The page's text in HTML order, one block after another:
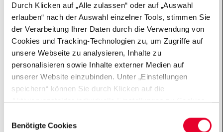
Durch Klicken auf „Alle zulassen“ oder auf „Auswahl
erlauben“ nach der Auswahl einzelner Tools, stimmen Sie
der Verarbeitung Ihrer Daten durch die Verwendung von
Cookies und Tracking-Technologien zu, um Zugriffe auf
unsere Webseite zu analysieren, Inhalte zu
personalisieren sowie Inhalte externer Medien auf
unserer Website einzubinden. Unter „Einstellungen
speichern“ können Sie durch Klicken auf die
Aktivierungsfelder individuelle Einstellungen zu Cookies
untersagen oder keine Einwilligung erteilen. Sie können
Benötigte Cookies
Digital Holocaust Memorial
Klaus J. Bade-Preis am BIM
Fonds gegen Antisemitismus
Machbarkeitsstudie Gesellschaftsdienst
START-Stiftung
Europäische Identität
Club of Three